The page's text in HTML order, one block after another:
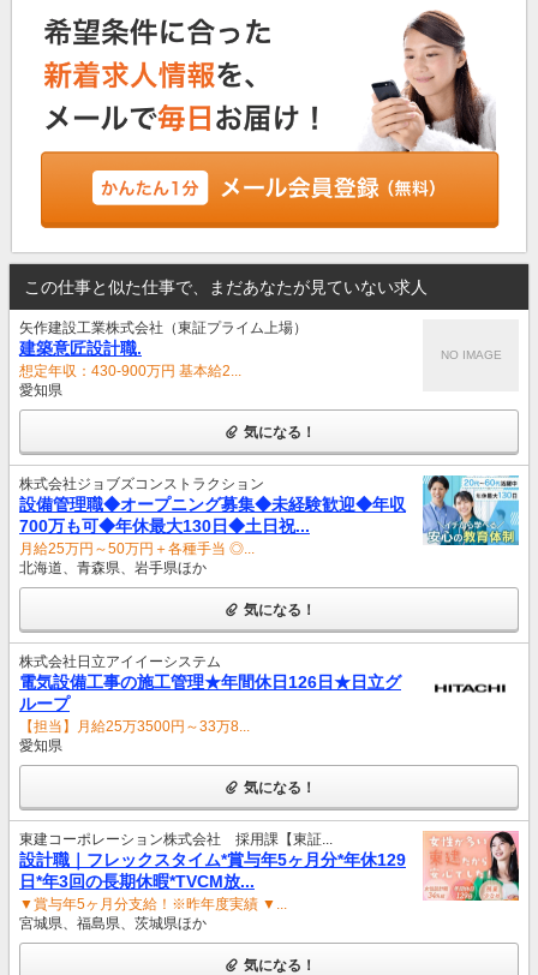
この仕事と似た仕事で、まだあなたが見ていない求人
矢作建設工業株式会社（東証プライム上場）
建築意匠設計職.
想定年収：430-900万円 基本給2...
愛知県
NO IMAGE
気になる！
株式会社ジョブズコンストラクション
設備管理職◆オープニング募集◆未経験歓迎◆年収
700万も可◆年休最大130日◆土日祝...
月給25万円～50万円＋各種手当 ◎...
北海道、青森県、岩手県ほか
気になる！
株式会社日立アイイーシステム
電気設備工事の施工管理★年間休日126日★日立グ
ループ
【担当】月給25万3500円～33万8...
愛知県
気になる！
東建コーポレーション株式会社 採用課【東証...
設計職｜フレックスタイム*賞与年5ヶ月分*年休129
日*年3回の長期休暇*TVCM放...
▼賞与年5ヶ月分支給！※昨年度実績 ▼...
宮城県、福島県、茨城県ほか
気になる！